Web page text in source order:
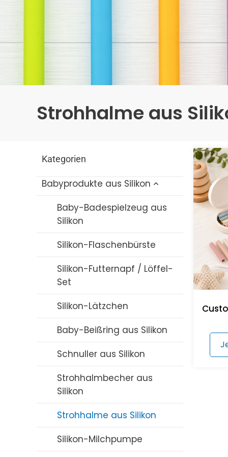
Strohhalme aus
Kategorien
Babyprodukte aus Silikon
Baby-Badespielzeug aus
Silikon
Silikon-Flaschenbürste
Silikon-Futternapf / Löffel-
Set
Silikon-Lätzchen
Baby-Beißring aus Silikon
Schnuller aus Silikon
Strohhalmbecher aus
Silikon
Strohhalme aus Silikon
Silikon-Milchpumpe